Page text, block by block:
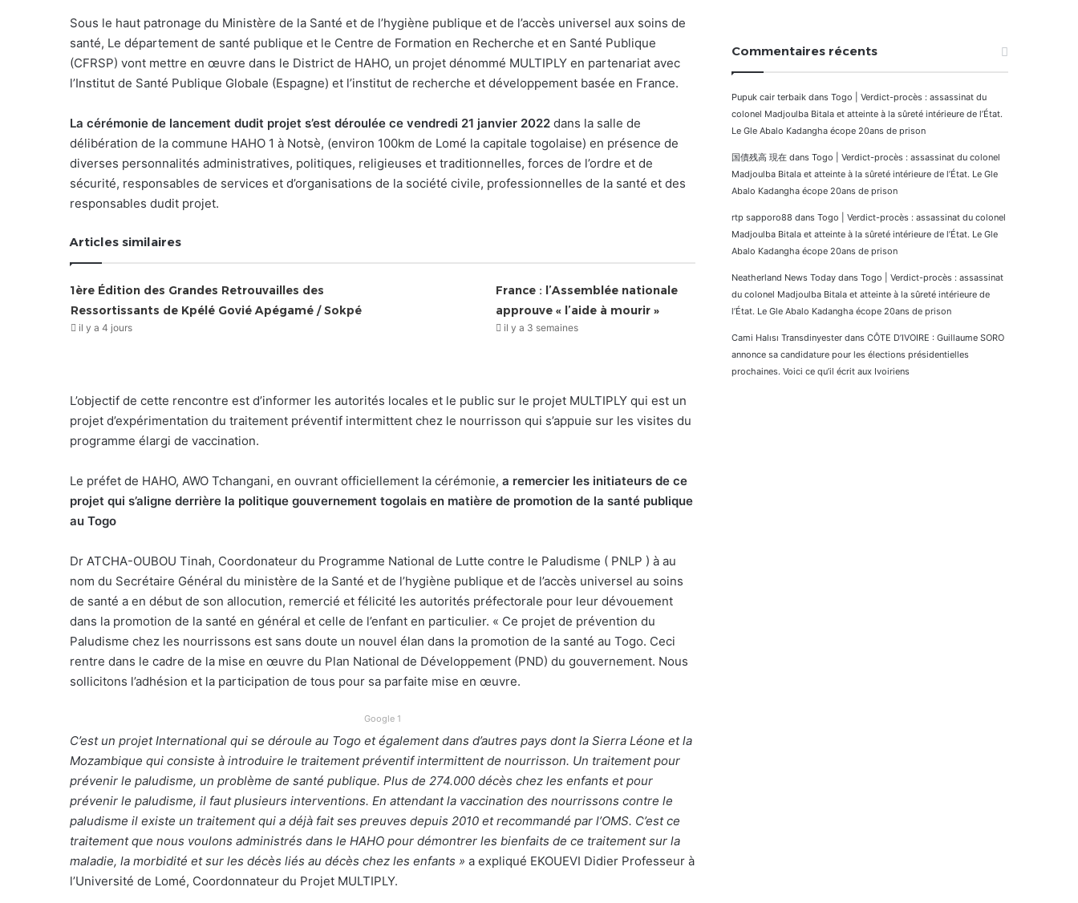
Sous le haut patronage du Ministère de la Santé et de l’hygiène publique et de l’accès universel aux soins de
santé, Le département de santé publique et le Centre de Formation en Recherche et en Santé Publique
(CFRSP) vont mettre en œuvre dans le District de HAHO, un projet dénommé MULTIPLY en partenariat avec
l’Institut de Santé Publique Globale (Espagne) et l’institut de recherche et développement basée en France.
La cérémonie de lancement dudit projet s’est déroulée ce vendredi 21 janvier 2022 dans la salle de
délibération de la commune HAHO 1 à Notsè, (environ 100km de Lomé la capitale togolaise) en présence de
diverses personnalités administratives, politiques, religieuses et traditionnelles, forces de l’ordre et de
sécurité, responsables de services et d’organisations de la société civile, professionnelles de la santé et des
responsables dudit projet.
Articles similaires
1ère Édition des Grandes Retrouvailles des
Ressortissants de Kpélé Govié Apégamé / Sokpé
il y a 4 jours
France : l’Assemblée nationale
approuve « l’aide à mourir »
il y a 3 semaines
L’objectif de cette rencontre est d’informer les autorités locales et le public sur le projet MULTIPLY qui est un
projet d’expérimentation du traitement préventif intermittent chez le nourrisson qui s’appuie sur les visites du
programme élargi de vaccination.
Le préfet de HAHO, AWO Tchangani, en ouvrant officiellement la cérémonie, a remercier les initiateurs de ce
projet qui s’aligne derrière la politique gouvernement togolais en matière de promotion de la santé publique
au Togo
Dr ATCHA-OUBOU Tinah, Coordonateur du Programme National de Lutte contre le Paludisme ( PNLP ) à au
nom du Secrétaire Général du ministère de la Santé et de l’hygiène publique et de l’accès universel au soins
de santé a en début de son allocution, remercié et félicité les autorités préfectorale pour leur dévouement
dans la promotion de la santé en général et celle de l’enfant en particulier. « Ce projet de prévention du
Paludisme chez les nourrissons est sans doute un nouvel élan dans la promotion de la santé au Togo. Ceci
rentre dans le cadre de la mise en œuvre du Plan National de Développement (PND) du gouvernement. Nous
sollicitons l’adhésion et la participation de tous pour sa parfaite mise en œuvre.
Google 1
C’est un projet International qui se déroule au Togo et également dans d’autres pays dont la Sierra Léone et la
Mozambique qui consiste à introduire le traitement préventif intermittent de nourrisson. Un traitement pour
prévenir le paludisme, un problème de santé publique. Plus de 274.000 décès chez les enfants et pour
prévenir le paludisme, il faut plusieurs interventions. En attendant la vaccination des nourrissons contre le
paludisme il existe un traitement qui a déjà fait ses preuves depuis 2010 et recommandé par l’OMS. C’est ce
traitement que nous voulons administrés dans le HAHO pour démontrer les bienfaits de ce traitement sur la
maladie, la morbidité et sur les décès liés au décès chez les enfants » a expliqué EKOUEVI Didier Professeur à
l’Université de Lomé, Coordonnateur du Projet MULTIPLY.
Commentaires récents
Pupuk cair terbaik dans Togo | Verdict-procès : assassinat du
colonel Madjoulba Bitala et atteinte à la sûreté intérieure de l’État.
Le Gle Abalo Kadangha écope 20ans de prison
国債残高 現在 dans Togo | Verdict-procès : assassinat du colonel
Madjoulba Bitala et atteinte à la sûreté intérieure de l’État. Le Gle
Abalo Kadangha écope 20ans de prison
rtp sapporo88 dans Togo | Verdict-procès : assassinat du colonel
Madjoulba Bitala et atteinte à la sûreté intérieure de l’État. Le Gle
Abalo Kadangha écope 20ans de prison
Neatherland News Today dans Togo | Verdict-procès : assassinat
du colonel Madjoulba Bitala et atteinte à la sûreté intérieure de
l’État. Le Gle Abalo Kadangha écope 20ans de prison
Cami Halısı Transdinyester dans CÔTE D’IVOIRE : Guillaume SORO
annonce sa candidature pour les élections présidentielles
prochaines. Voici ce qu’il écrit aux Ivoiriens